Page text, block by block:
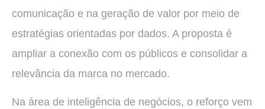
comunicação e na geração de valor por meio de
estratégias orientadas por dados. A proposta é
ampliar a conexão com os públicos e consolidar a
relevância da marca no mercado.
Na área de inteligência de negócios, o reforço vem